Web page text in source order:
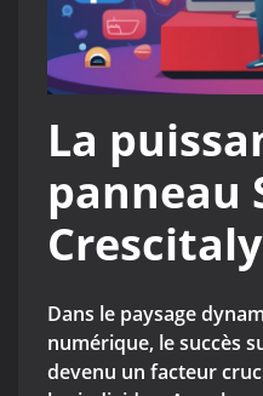
La
panneau
Crescitaly
Dans le paysage
numérique, le succès
devenu un facteur